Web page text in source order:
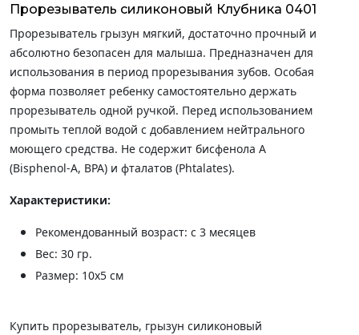
Прорезыватель силиконовый Клубника 0401
Прорезыватель грызун мягкий, достаточно прочный и
абсолютно безопасен для малыша. Предназначен для
использования в период прорезывания зубов. Особая
форма позволяет ребенку самостоятельно держать
прорезыватель одной ручкой. Перед использованием
промыть теплой водой с добавлением нейтрального
моющего средства. Не содержит бисфенола А
(Bisphenol-A, BPA) и фталатов (Phtalates).
Характеристики:
Рекомендованный возраст: с 3 месяцев
Вес: 30 гр.
Размер: 10х5 см
Купить прорезыватель, грызун силиконовый